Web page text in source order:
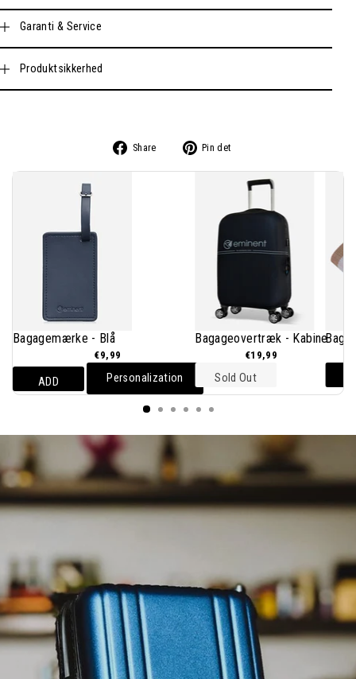
Garanti & Service
Share Pin det
Pinterest
Bagagemærke - Blå
€9,99
ADD Personalization
Bagageovertræk - Kabine
€19,99
Sold Out
Produktsikkerhed